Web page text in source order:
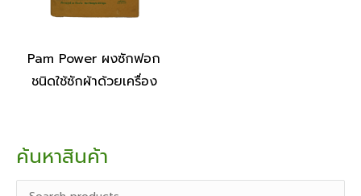
Pam Power ผงซักฟอก
ชนิดใช้ซักผ้าด้วยเครื่อง
ค้นหาสินค้า